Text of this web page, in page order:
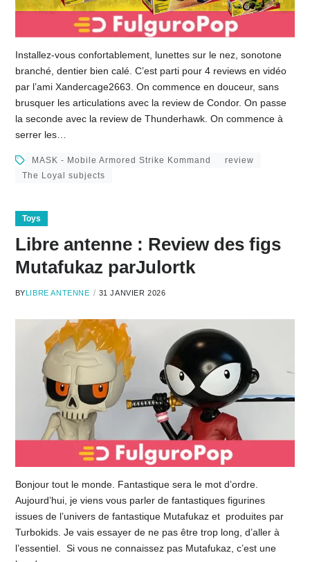
Installez-vous confortablement, lunettes sur le nez, sonotone
branché, dentier bien calé. C’est parti pour 4 reviews en vidéo
par l’ami Xandercage2663. On commence en douceur, sans
brusquer les articulations avec la review de Condor. On passe
la seconde avec la review de Thunderhawk. On commence à
serrer les…
MASK - Mobile Armored Strike Kommand
review
The Loyal subjects
Toys
Libre antenne : Review des figs
Mutafukaz parJulortk
BY LIBRE ANTENNE 31 JANVIER 2026
Bonjour tout le monde. Fantastique sera le mot d’ordre.
Aujourd’hui, je viens vous parler de fantastiques figurines
issues de l’univers de fantastique Mutafukaz et produites par
Turbokids. Je vais essayer de ne pas être trop long, d’aller à
l’essentiel. Si vous ne connaissez pas Mutafukaz, c’est une